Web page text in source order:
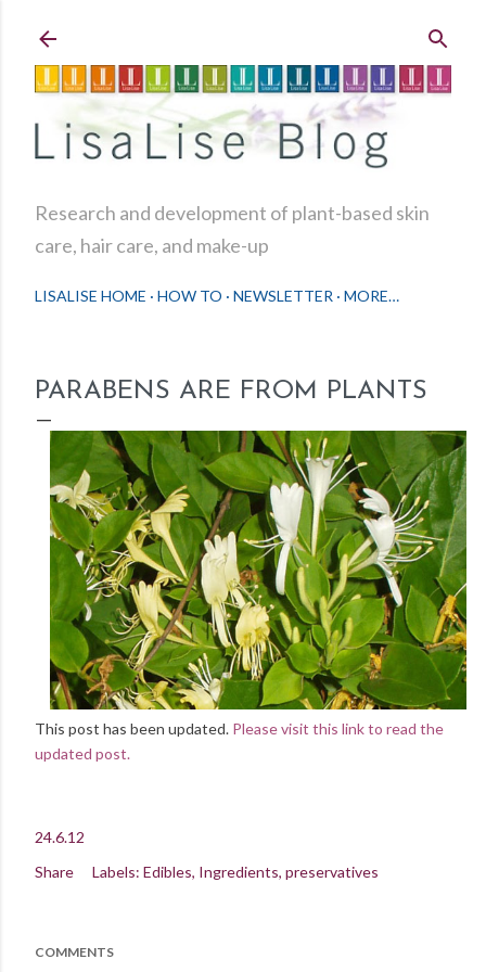
Research and development of plant-based skin
care, hair care, and make-up
LISALISE HOME HOW TO NEWSLETTER MORE…
PARABENS ARE FROM PLANTS
This post has been updated. Please visit this link to read the
updated post.
24.6.12
Share
Labels: Edibles Ingredients preservatives
COMMENTS